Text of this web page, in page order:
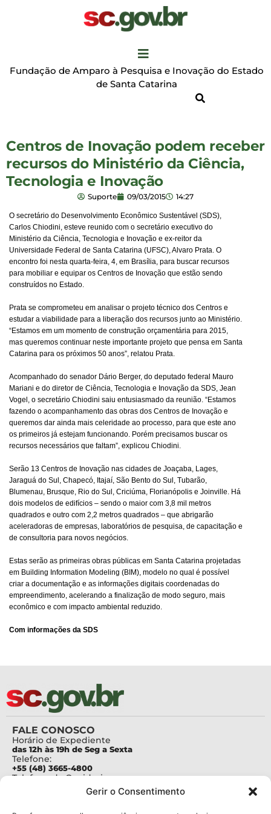
Gerir o Consentimento
Fundação de Amparo à Pesquisa e Inovação do Estado
de Santa Catarina
Centros de Inovação podem receber
recursos do Ministério da Ciência,
Tecnologia e Inovação
Suporte 09/03/2015 14:27
O secretário do Desenvolvimento Econômico Sustentável (SDS),
Carlos Chiodini, esteve reunido com o secretário executivo do
Ministério da Ciência, Tecnologia e Inovação e ex-reitor da
Universidade Federal de Santa Catarina (UFSC), Alvaro Prata. O
encontro foi nesta quarta-feira, 4, em Brasília, para buscar recursos
para mobiliar e equipar os Centros de Inovação que estão sendo
construídos no Estado.
Prata se comprometeu em analisar o projeto técnico dos Centros e
estudar a viabilidade para a liberação dos recursos junto ao Ministério.
“Estamos em um momento de construção orçamentária para 2015,
mas queremos continuar neste importante projeto que pensa em Santa
Catarina para os próximos 50 anos”, relatou Prata.
Acompanhado do senador Dário Berger, do deputado federal Mauro
Mariani e do diretor de Ciência, Tecnologia e Inovação da SDS, Jean
Vogel, o secretário Chiodini saiu entusiasmado da reunião. “Estamos
fazendo o acompanhamento das obras dos Centros de Inovação e
queremos dar ainda mais celeridade ao processo, para que este ano
os primeiros já estejam funcionando. Porém precisamos buscar os
recursos necessários que faltam”, explicou Chiodini.
Serão 13 Centros de Inovação nas cidades de Joaçaba, Lages,
Jaraguá do Sul, Chapecó, Itajaí, São Bento do Sul, Tubarão,
Blumenau, Brusque, Rio do Sul, Criciúma, Florianópolis e Joinville. Há
dois modelos de edifícios – sendo o maior com 3,8 mil metros
quadrados e outro com 2,2 metros quadrados – que abrigarão
aceleradoras de empresas, laboratórios de pesquisa, de capacitação e
de consultoria para novos negócios.
Estas serão as primeiras obras públicas em Santa Catarina projetadas
em Building Information Modeling (BIM), modelo no qual é possível
criar a documentação e as informações digitais coordenadas do
empreendimento, acelerando a finalização de modo seguro, mais
econômico e com impacto ambiental reduzido.
Com informações da SDS
FALE CONOSCO
Horário de Expediente
das 12h às 19h de Seg a Sexta
Telefone:
+55 (48) 3665-4800
Telefone da Ouvidoria